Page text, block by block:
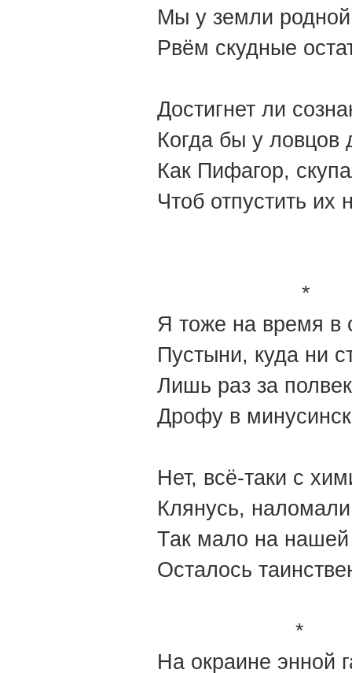
Мы у земли
Рвём скудные
Достигнет ли
Когда бы у ловцов
Как Пифагор,
Чтоб отпустить их
*
Я тоже на время в
Пустыни, куда ни
Лишь раз за
Дрофу в
Нет, всё-таки с
Клянусь,
Так мало на нашей
Осталось
*
На окраине энной